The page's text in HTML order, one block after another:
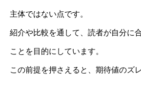
主体ではない点です。
紹介や比較を通して、読者が自分に
ことを目的にしています。
この前提を押さえると、期待値のズ